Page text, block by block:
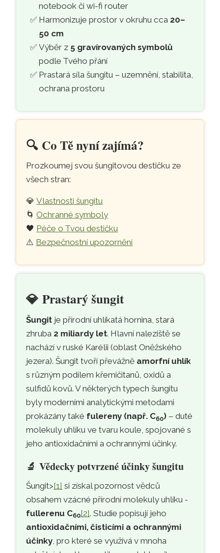
notebook či wi-fi router
Harmonizuje prostor v okruhu cca 20–
50 cm
Výběr z 5 gravírovaných symbolů
podle Tvého přání
Prastará síla šungitu – uzemnění, stabilita,
ochrana prostoru
🔍️ Co Tě nyní zajímá?
Prozkoumej svou šungitovou destičku ze
všech stran:
💎Vlastnosti šungitu
🌀Ochranné symboly
🖤 Péče o Tvou destičku
⚠️ Bezpečnostní upozornění
💎Prastarý šungit
Šungit je přírodní uhlíkatá hornina, stará
zhruba 2 miliardy let. Hlavní naleziště se
nachází v ruské Karélii (oblast Oněžského
jezera). Šungit tvoří převážně amorfní uhlík
s různým podílem křemičitanů, oxidů a
sulfidů kovů. V některých typech šungitu
byly moderními analytickými metodami
prokázány také fulereny (např. C60) – duté
molekuly uhlíku ve tvaru koule, spojované s
jeho antioxidačními a ochrannými účinky.
🔬Vědecky potvrzené účinky šungitu
Šungit>[1] si získal pozornost vědců
obsahem vzácné přírodní molekuly uhlíku -
fullerenu C60[2]. Studie popisují jeho
antioxidačními, čisticími a ochrannými
účinky, pro které se využívá v mnoha